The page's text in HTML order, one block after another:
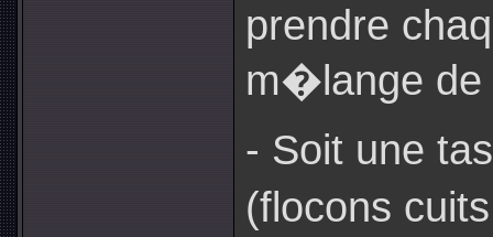
prendre
m�lange de
- Soit une
(flocons